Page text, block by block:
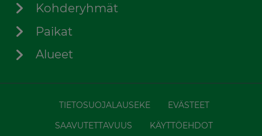
Kohderyhmät
Paikat
Alueet
TIETOSUOJALAUSEKE
EVÄSTEET
SAAVUTETTAVUUS
KÄYTTÖEHDOT